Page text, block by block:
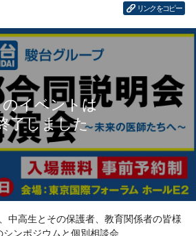
リンクをコピー
中高生とその保護者、教育関係者の皆様
シンポジウムと個別相談会